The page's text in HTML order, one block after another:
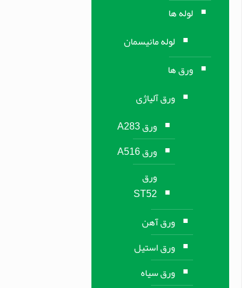
لوله ها
لوله مانیسمان
ورق ها
ورق آلیاژی
ورق A283
ورق A516
ورق
ST52
ورق آهن
ورق استیل
ورق سیاه